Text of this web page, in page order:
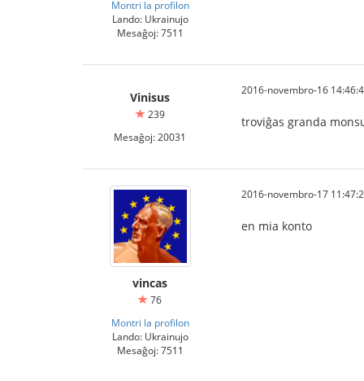
Montri la profilon
Lando: Ukrainujo
Mesaĝoj: 7511
Vinisus
239
Mesaĝoj: 20031
2016-novembro-16
troviĝas granda
vincas
76
Montri la profilon
Lando: Ukrainujo
Mesaĝoj: 7511
2016-novembro-17
en mia konto